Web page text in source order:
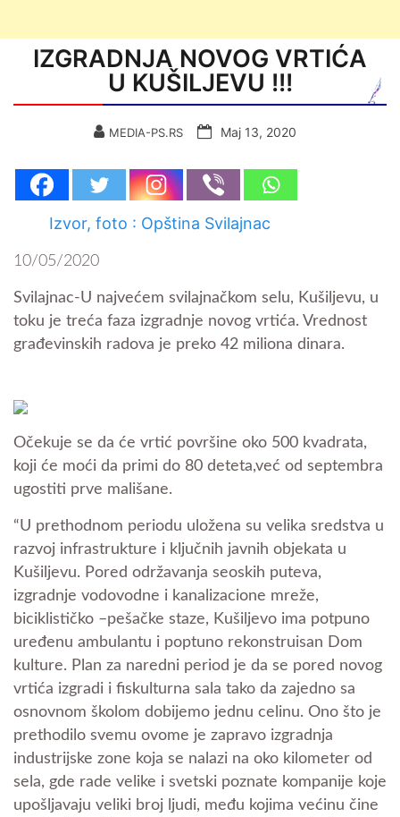
IZGRADNJA NOVOG VRTIĆA
U KUŠILJEVU !!!
MEDIA-PS.RS Мај 13, 2020
Izvor, foto : Opština Svilajnac
10/05/2020
Svilajnac-U najvećem svilajnačkom selu, Kušiljevu, u
toku je treća faza izgradnje novog vrtića. Vrednost
građevinskih radova je preko 42 miliona dinara.
Očekuje se da će vrtić površine oko 500 kvadrata,
koji će moći da primi do 80 deteta,već od septembra
ugostiti prve mališane.
“U prethodnom periodu uložena su velika sredstva u
razvoj infrastrukture i ključnih javnih objekata u
Kušiljevu. Pored održavanja seoskih puteva,
izgradnje vodovodne i kanalizacione mreže,
biciklističko –pešačke staze, Kušiljevo ima potpuno
uređenu ambulantu i poptuno rekonstruisan Dom
kulture. Plan za naredni period je da se pored novog
vrtića izgradi i fiskulturna sala tako da zajedno sa
osnovnom školom dobijemo jednu celinu. Ono što je
prethodilo svemu ovome je zapravo izgradnja
industrijske zone koja se nalazi na oko kilometer od
sela, gde rade velike i svetski poznate kompanije koje
upošljavaju veliki broj ljudi, među kojima većinu čine